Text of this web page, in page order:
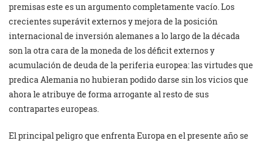
premisas este es un argumento completamente vacío. Los
crecientes superávit externos y mejora de la posición
internacional de inversión alemanes a lo largo de la década
son la otra cara de la moneda de los déficit externos y
acumulación de deuda de la periferia europea: las virtudes que
predica Alemania no hubieran podido darse sin los vicios que
ahora le atribuye de forma arrogante al resto de sus
contrapartes europeas.
El principal peligro que enfrenta Europa en el presente año se